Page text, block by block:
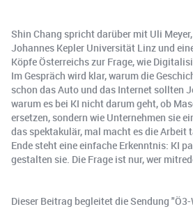
Shin Chang spricht darüber mit Uli
Johannes Kepler Universität Linz und
Köpfe Österreichs zur Frage, wie
Im Gespräch wird klar, warum die
schon das Auto und das Internet sollten
warum es bei KI nicht darum geht, ob
ersetzen, sondern wie Unternehmen sie
das spektakulär, mal macht es die Arbeit
Ende steht eine einfache Erkenntnis: KI
gestalten sie. Die Frage ist nur, wer
Dieser Beitrag begleitet die Sendung